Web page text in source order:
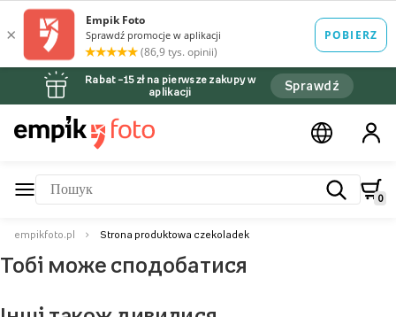
Rabat –15 zł na pierwsze zakupy w
aplikacji
Sprawdź
0
empikfoto.pl Strona produktowa czekoladek
Тобі може сподобатися